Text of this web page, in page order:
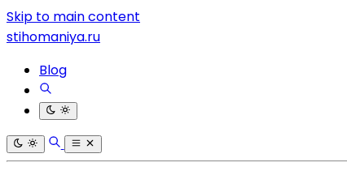
Skip to main content
stihomaniya.ru
Blog